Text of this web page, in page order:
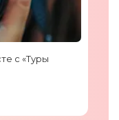
с «Туры